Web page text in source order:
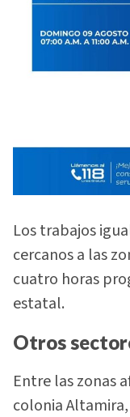
Los trabajos
cercanos a las
cuatro horas
estatal.
Otros
Entre las zonas
colonia